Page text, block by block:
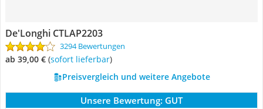
De'Longhi CTLAP2203
3294 Bewertungen
ab 39,00 € ( Sofort lieferbar)
Preisvergleich und weitere Angebote
Unsere Bewertung: GUT